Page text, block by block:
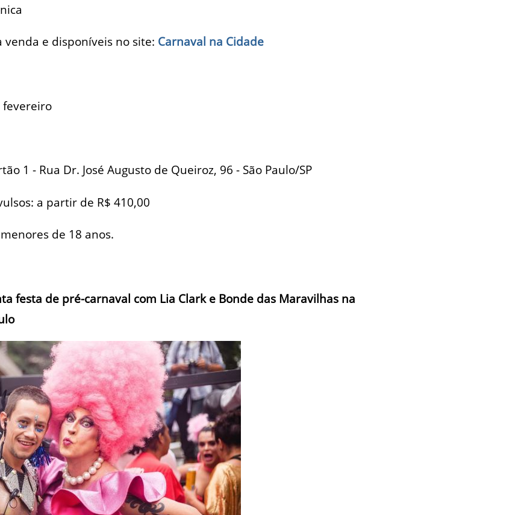
venda e disponíveis no site: Carnaval na Cidade
fevereiro
1 - Rua Dr. José Augusto de Queiroz, 96 - São Paulo/SP
a partir de R$ 410,00
de 18 anos.
festa de pré-carnaval com Lia Clark e Bonde das Maravilhas na